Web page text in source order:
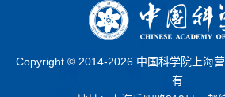
Copyright © 2014-2026 中国科学院上海
有